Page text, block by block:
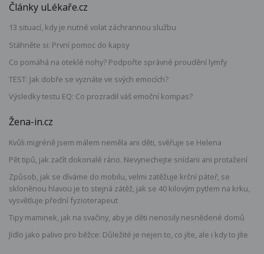
Články uLékaře.cz
13 situací, kdy je nutné volat záchrannou službu
Stáhněte si: První pomoc do kapsy
Co pomáhá na oteklé nohy? Podpořte správné proudění lymfy
TEST: Jak dobře se vyznáte ve svých emocích?
Výsledky testu EQ: Co prozradil váš emoční kompas?
Žena-in.cz
Kvůli migréně jsem málem neměla ani děti, svěřuje se Helena
Pět tipů, jak začít dokonalé ráno. Nevynechejte snídani ani protažení
Způsob, jak se díváme do mobilu, velmi zatěžuje krční páteř, se
skloněnou hlavou je to stejná zátěž, jak se 40 kilovým pytlem na krku,
vysvětluje přední fyzioterapeut
Tipy maminek, jak na svačiny, aby je děti nenosily nesnědené domů
Jídlo jako palivo pro běžce: Důležité je nejen to, co jíte, ale i kdy to jíte